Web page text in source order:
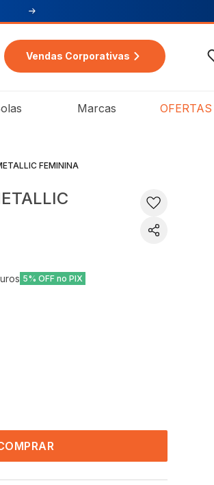
Vendas Corporativas
Marcas OFERTAS
FEMININA
5% OFF no PIX